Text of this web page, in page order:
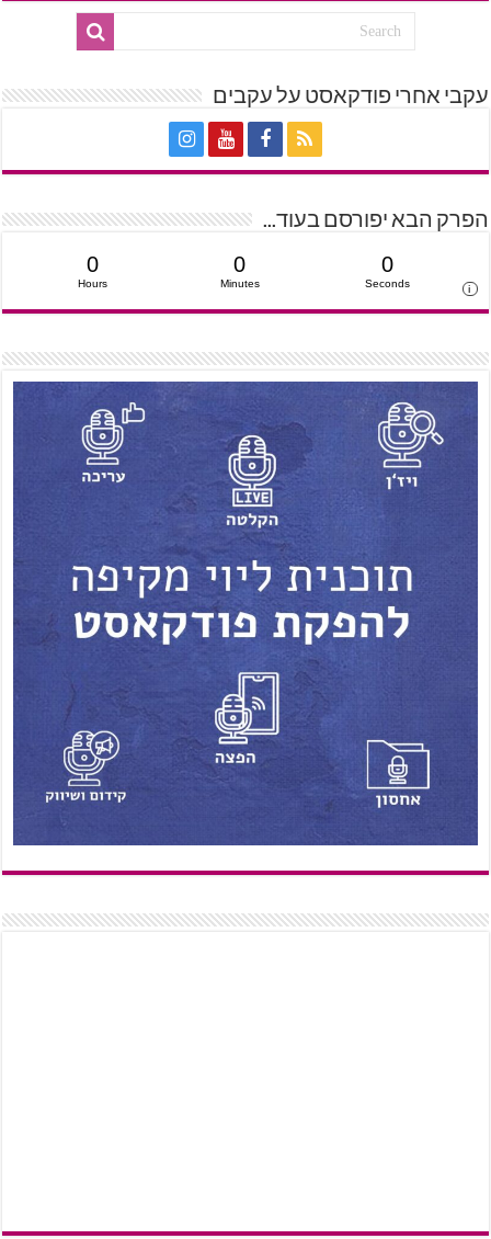
עקבי אחרי פודקאסט על עקבים
הפרק הבא יפורסם בעוד...
0
Hours
0
Minutes
0
Seconds i